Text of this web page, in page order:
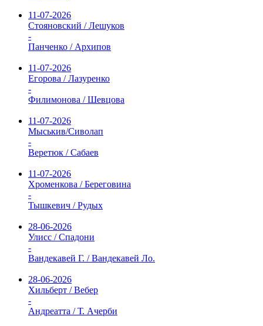
11-07-2026
Стояновский / Лешуков
-
Панченко / Архипов
11-07-2026
Егорова / Лазуренко
-
Филимонова / Шевцова
11-07-2026
Мыськив/Сиволап
-
Веретюк / Сабаев
11-07-2026
Хроменкова / Береговина
-
Тышкевич / Рудых
28-06-2026
Улисс / Спадони
-
Вандекавей Г. / Вандекавей Ло.
28-06-2026
Хильберт / Вебер
-
Андреатта / Т. Ачерби